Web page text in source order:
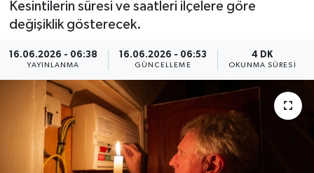
Kesintilerin süresi ve saatleri ilçelere göre
değişiklik gösterecek.
16.06.2026 - 06:38
YAYINLANMA
16.06.2026 - 06:53
GÜNCELLEME
4 DK
OKUNMA SÜRESI
Sağlık
Magazin